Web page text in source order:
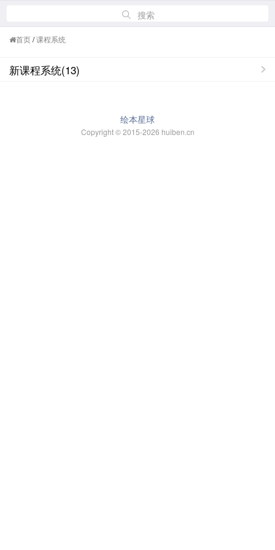
搜索
首页/课程系统
新课程系统(13)
绘本星球
Copyright © 2015-2026 huiben.cn